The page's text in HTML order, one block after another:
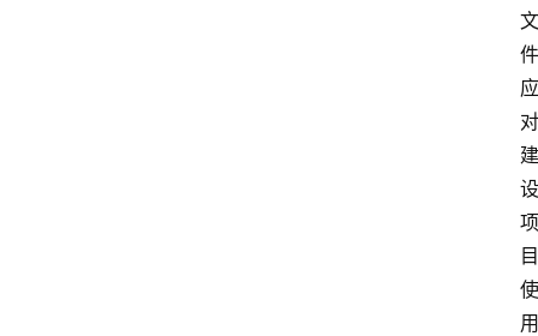
文
件
应
对
建
设
项
目
使
用